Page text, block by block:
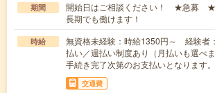
期間
開始日はご相談ください！ ★急募 ★
長期でも働けます！
時給
無資格未経験：時給1350円～ 経験者
払い／週払い制度あり（月払いも選べ
手続き完了次第のお支払いとなります。
交通費